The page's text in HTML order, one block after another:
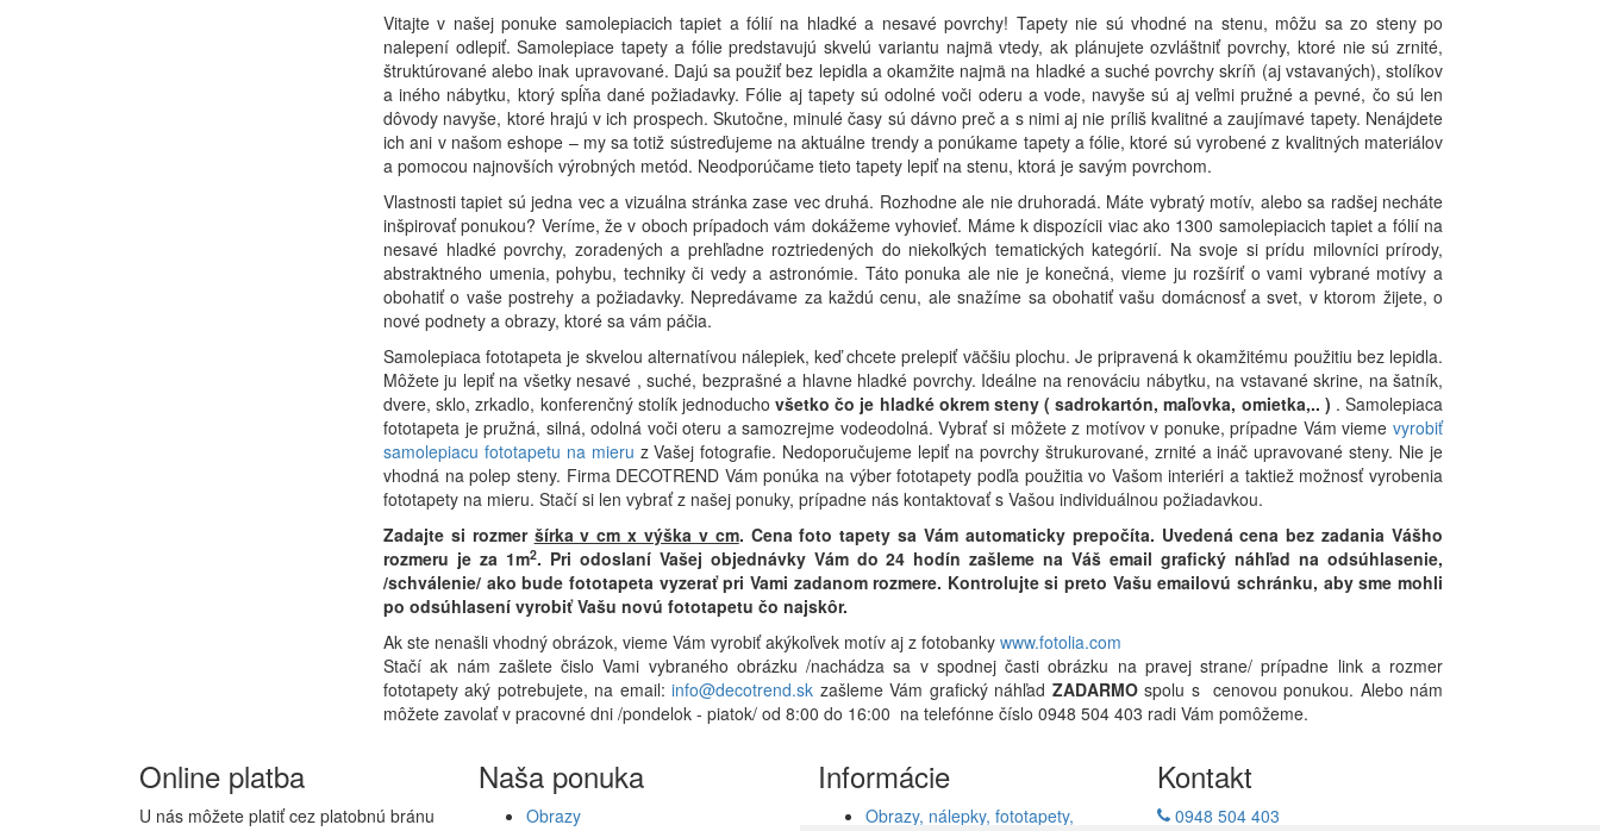
Vitajte v našej ponuke samolepiacich tapiet a fólií na hladké a nesavé povrchy! Tapety nie sú vhodné na stenu, môžu sa zo steny po
nalepení odlepiť. Samolepiace tapety a fólie predstavujú skvelú variantu najmä vtedy, ak plánujete ozvláštniť povrchy, ktoré nie sú zrnité,
štruktúrované alebo inak upravované. Dajú sa použiť bez lepidla a okamžite najmä na hladké a suché povrchy skríň (aj vstavaných), stolíkov
a iného nábytku, ktorý spĺňa dané požiadavky. Fólie aj tapety sú odolné voči oderu a vode, navyše sú aj veľmi pružné a pevné, čo sú len
dôvody navyše, ktoré hrajú v ich prospech. Skutočne, minulé časy sú dávno preč a s nimi aj nie príliš kvalitné a zaujímavé tapety. Nenájdete
ich ani v našom eshope – my sa totiž sústreďujeme na aktuálne trendy a ponúkame tapety a fólie, ktoré sú vyrobené z kvalitných materiálov
a pomocou najnovších výrobných metód. Neodporúčame tieto tapety lepiť na stenu, ktorá je savým povrchom.
Vlastnosti tapiet sú jedna vec a vizuálna stránka zase vec druhá. Rozhodne ale nie druhoradá. Máte vybratý motív, alebo sa radšej necháte
inšpirovať ponukou? Veríme, že v oboch prípadoch vám dokážeme vyhovieť. Máme k dispozícii viac ako 1300 samolepiacich tapiet a fólií na
nesavé hladké povrchy, zoradených a prehľadne roztriedených do niekoľkých tematických kategórií. Na svoje si prídu milovníci prírody,
abstraktného umenia, pohybu, techniky či vedy a astronómie. Táto ponuka ale nie je konečná, vieme ju rozšíriť o vami vybrané motívy a
obohatiť o vaše postrehy a požiadavky. Nepredávame za každú cenu, ale snažíme sa obohatiť vašu domácnosť a svet, v ktorom žijete, o
nové podnety a obrazy, ktoré sa vám páčia.
Samolepiaca fototapeta je skvelou alternatívou nálepiek, keď chcete prelepiť väčšiu plochu. Je pripravená k okamžitému použitiu bez lepidla.
Môžete ju lepiť na všetky nesavé , suché, bezprašné a hlavne hladké povrchy. Ideálne na renováciu nábytku, na vstavané skrine, na šatník,
dvere, sklo, zrkadlo, konferenčný stolík jednoducho všetko čo je hladké okrem steny ( sadrokartón, maľovka, omietka,.. ) . Samolepiaca
fototapeta je pružná, silná, odolná voči oteru a samozrejme vodeodolná. Vybrať si môžete z motívov v ponuke, prípadne Vám vieme vyrobiť
samolepiacu fototapetu na mieru z Vašej fotografie. Nedoporučujeme lepiť na povrchy štrukurované, zrnité a ináč upravované steny. Nie je
vhodná na polep steny. Firma DECOTREND Vám ponúka na výber fototapety podľa použitia vo Vašom interiéri a taktiež možnosť vyrobenia
fototapety na mieru. Stačí si len vybrať z našej ponuky, prípadne nás kontaktovať s Vašou individuálnou požiadavkou.
Zadajte si rozmer šírka v cm x výška v cm. Cena foto tapety sa Vám automaticky prepočíta. Uvedená cena bez zadania Vášho
rozmeru je za 1m2. Pri odoslaní Vašej objednávky Vám do 24 hodín zašleme na Váš email grafický náhľad na odsúhlasenie,
/schválenie/ ako bude fototapeta vyzerať pri Vami zadanom rozmere. Kontrolujte si preto Vašu emailovú schránku, aby sme mohli
po odsúhlasení vyrobiť Vašu novú fototapetu čo najskôr.
Ak ste nenašli vhodný obrázok, vieme Vám vyrobiť akýkoľvek motív aj z fotobanky www.fotolia.com
Stačí ak nám zašlete čislo Vami vybraného obrázku /nachádza sa v spodnej časti obrázku na pravej strane/ prípadne link a rozmer
fototapety aký potrebujete, na email:info@decotrend.sk zašleme Vám grafický náhľad ZADARMOspolu s cenovou ponukou. Alebo nám
môžete zavolať v pracovné dni /pondelok - piatok/ od 8:00 do 16:00 na telefónne číslo 0948 504 403 radi Vám pomôžeme.
Online platba
U nás môžete platiť cez platobnú bránu
Naša ponuka
Obrazy
Informácie
Obrazy, nálepky, fototapety,
Kontakt
0948 504 403